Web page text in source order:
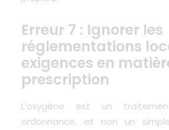
Erreur 7 : Ignorer les
réglementations
exigences en
prescription
L’oxygène est un
ordonnance, et non un